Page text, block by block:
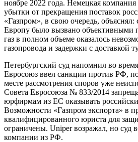
ноябре 2022 года. Немецкая компания
убытки от прекращения поставок
«Газпром», в свою очередь, объяснял:
Европу было вызвано объективными
газ в полном объеме оказалось
газопровода и задержки с доставкой
Петербургский суд напомнил во время
Евросоюз ввел санкции против РФ,
месте рассмотрения споров уже
Совета Евросоюза № 833/2014
юрфирмам из ЕС оказывать
Возможности «Газпром экспорта» в
квалифицированного юриста для
ограничены. Uniper возражал, но суд
компании из РФ.